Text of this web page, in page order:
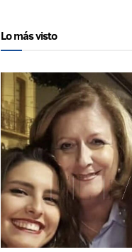
Lo más visto